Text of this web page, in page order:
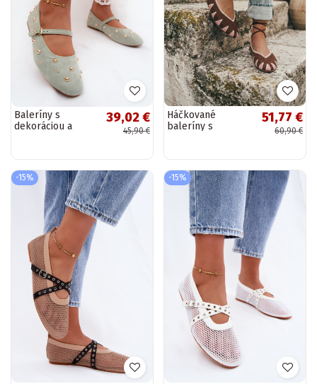
Baleríny s
dekoráciou a
39,02 €
45,90 €
Háčkované
baleríny s
51,77 €
60,90 €
-15% -15%